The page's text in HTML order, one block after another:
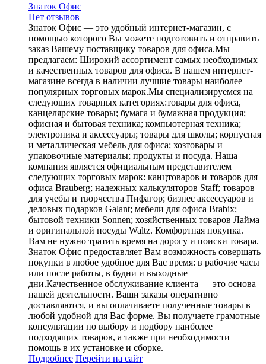
Знаток Офис
Нет отзывов
Знаток Офис — это удобный интернет-магазин, с
помощью которого Вы можете подготовить и отправить
заказ Вашему поставщику товаров для офиса.Мы
предлагаем: Широкий ассортимент самых необходимых
и качественных товаров для офиса. В нашем интернет-
магазине всегда в наличии лучшие товары наиболее
популярных торговых марок.Мы специализируемся на
следующих товарных категориях:товары для офиса,
канцелярские товары; бумага и бумажная продукция;
офисная и бытовая техника; компьютерная техника;
электроника и аксессуары; товары для школы; корпусная
и металлическая мебель для офиса; хозтовары и
упаковочные материалы; продукты и посуда. Наша
компания является официальным представителем
следующих торговых марок: канцтоваров и товаров для
офиса Brauberg; надежных калькуляторов Staff; товаров
для учебы и творчества Пифагор; бизнес аксессуаров и
деловых подарков Galant; мебели для офиса Brabix;
бытовой техники Sonnen; хозяйственных товаров Лайма
и оригинальной посуды Waltz. Комфортная покупка.
Вам не нужно тратить время на дорогу и поиски товара.
Знаток Офис предоставляет Вам возможность совершать
покупки в любое удобное для Вас время: в рабочие часы
или после работы, в будни и выходные
дни.Качественное обслуживание клиента — это основа
нашей деятельности. Ваши заказы оперативно
доставляются, и вы оплачиваете полученные товары в
любой удобной для Вас форме. Вы получаете грамотные
консультации по выбору и подбору наиболее
подходящих товаров, а также при необходимости
помощь в их установке и сборке.
Подробнее Перейти на сайт